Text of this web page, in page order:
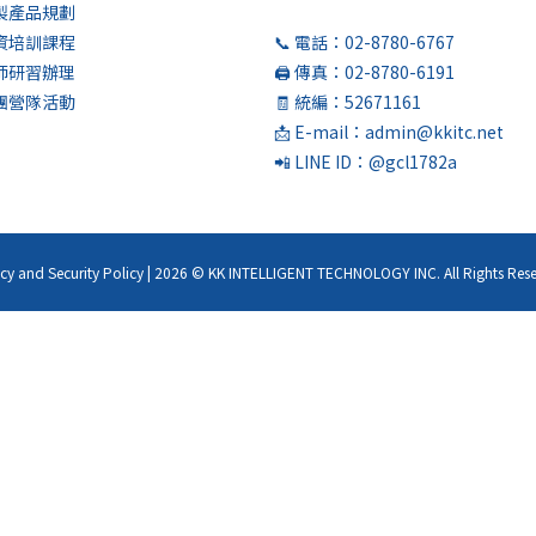
產品規劃
培訓課程
研習辦理
營隊活動
📞 電話：02-8780-6767
🖨️ 傳真：02-8780-6191
🧾 統編：52671161
📩 E-mail：admin@kkitc.net
📲 LINE ID：@gcl1782a
and Security Policy | 2026 © KK INTELLIGENT TECHNOLOGY INC. All Rights